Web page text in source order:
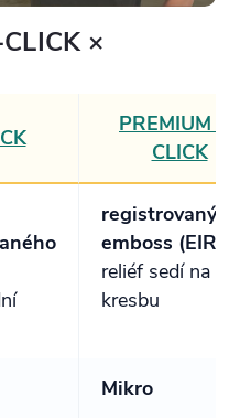
×
PREMIUM
CLICK
registrovaný
emboss (EIR)
reliéf sedí na
kresbu
Mikro